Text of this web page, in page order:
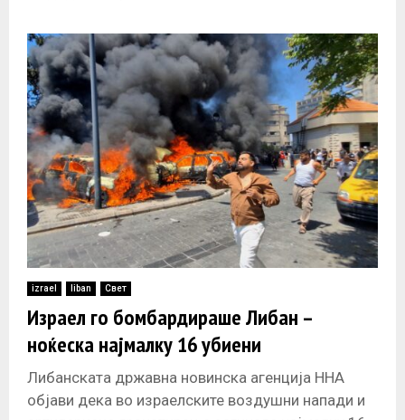
izrael liban Свет
Израел го бомбардираше Либан –
ноќеска најмалку 16 убиени
Либанската државна новинска агенција ННА
објави дека во израелските воздушни напади и